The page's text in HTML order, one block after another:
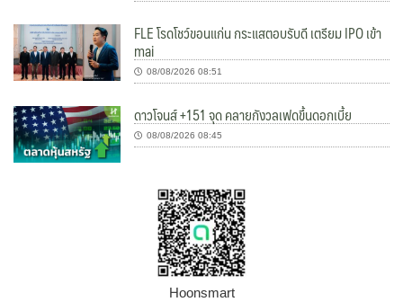
FLE โรดโชว์ขอนแก่น กระแสตอบรับดี เตรียม IPO เข้า
mai
08/08/2026 08:51
ดาวโจนส์ +151 จุด คลายกังวลเฟดขึ้นดอกเบี้ย
08/08/2026 08:45
Hoonsmart